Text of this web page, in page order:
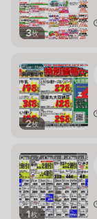
3枚
2枚
1枚